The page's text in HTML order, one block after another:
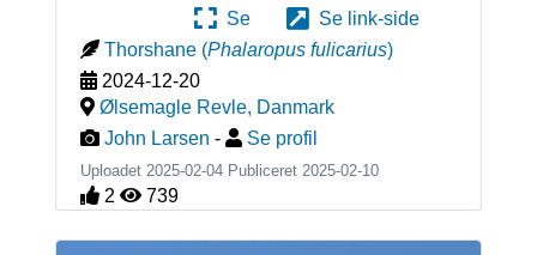
Se
Se link-side
Thorshane (Phalaropus fulicarius)
2024-12-20
Ølsemagle Revle, Danmark
John Larsen - Se profil
Uploadet 2025-02-04 Publiceret 2025-02-10
2 739